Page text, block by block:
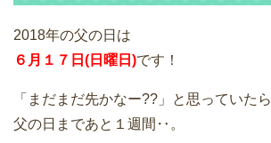
2018年の父の日は
６月１７日(日曜日)です！
「まだまだ先かなー??」と思っていたら
父の日まであと１週間‥。